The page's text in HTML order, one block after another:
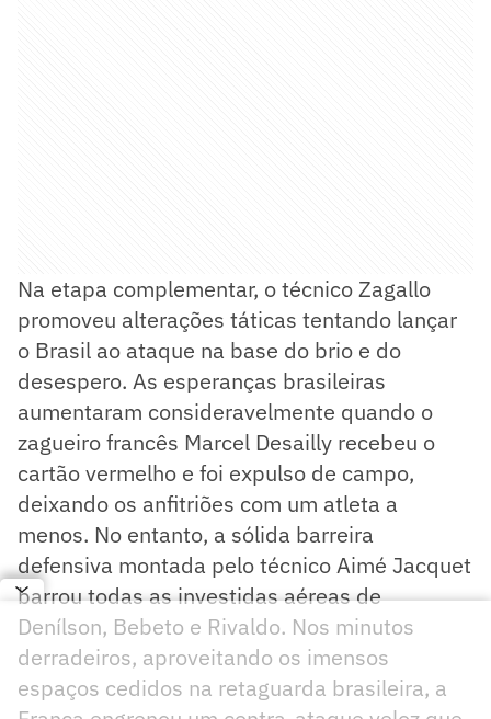
Na etapa complementar, o técnico Zagallo
promoveu alterações táticas tentando lançar
o Brasil ao ataque na base do brio e do
desespero. As esperanças brasileiras
aumentaram consideravelmente quando o
zagueiro francês Marcel Desailly recebeu o
cartão vermelho e foi expulso de campo,
deixando os anfitriões com um atleta a
menos. No entanto, a sólida barreira
defensiva montada pelo técnico Aimé Jacquet
barrou todas as investidas aéreas de
Denílson, Bebeto e Rivaldo. Nos minutos
derradeiros, aproveitando os imensos
espaços cedidos na retaguarda brasileira, a